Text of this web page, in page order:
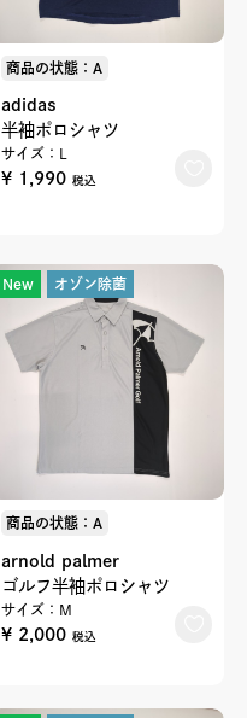
商品の状態：A
adidas
半袖ポロシャツ
サイズ：L
¥ 1,990 税込
New オゾン除菌
商品の状態：A
arnold palmer
ゴルフ半袖ポロシャツ
サイズ：M
¥ 2,000 税込